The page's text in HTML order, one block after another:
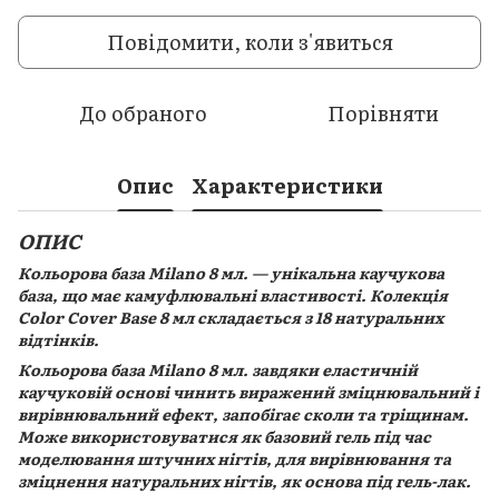
Повідомити, коли з'явиться
До обраного Порівняти
Опис
Характеристики
ОПИС
Кольорова база Milano 8 мл. — унікальна каучукова
база, що має камуфлювальні властивості. Колекція
Color Cover Base 8 мл складається з 18 натуральних
відтінків.
Кольорова база Milano 8 мл. завдяки еластичній
каучуковій основі чинить виражений зміцнювальний і
вирівнювальний ефект, запобігає сколи та тріщинам.
Може використовуватися як базовий гель під час
моделювання штучних нігтів, для вирівнювання та
зміцнення натуральних нігтів, як основа під гель-лак.